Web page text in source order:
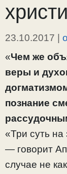
23.10.2017 |
«Чем же
веры и
познание
«Три суть
— говорит
случае не